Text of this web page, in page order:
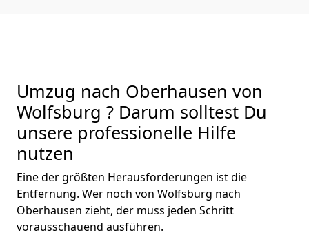
Umzug nach Oberhausen von
Wolfsburg ? Darum solltest Du
unsere professionelle Hilfe
nutzen
Eine der größten Herausforderungen ist die
Entfernung. Wer noch von Wolfsburg nach
Oberhausen zieht, der muss jeden Schritt
vorausschauend ausführen.